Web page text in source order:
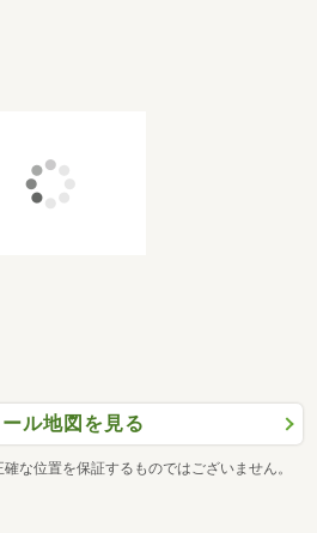
ル地図を見る
な位置を保証するものではございません。